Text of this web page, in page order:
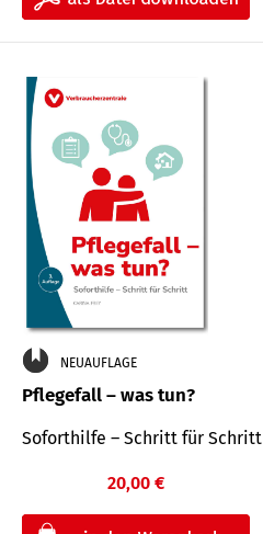
NEUAUFLAGE
Pflegefall – was tun?
Soforthilfe – Schritt für Schritt
20,00 €